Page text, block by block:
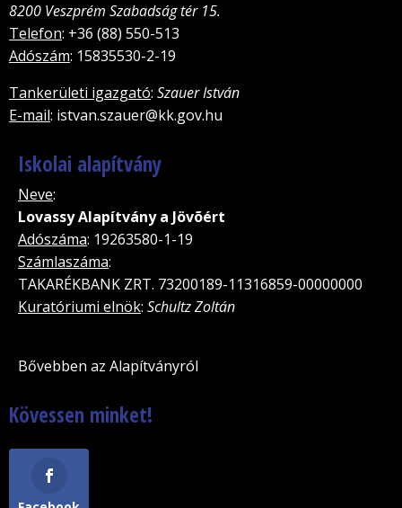
8200 Veszprém Szabadság tér 15.
Telefon: +36 (88) 550-513
Adószám: 15835530-2-19
Tankerületi igazgató: Szauer István
E-mail: istvan.szauer@kk.gov.hu
Iskolai alapítvány
Neve:
Lovassy Alapítvány a Jövõért
Adószáma: 19263580-1-19
Számlaszáma:
TAKARÉKBANK ZRT. 73200189-11316859-00000000
Kuratóriumi elnök: Schultz Zoltán
Bővebben az Alapítványról
Kövessen minket!